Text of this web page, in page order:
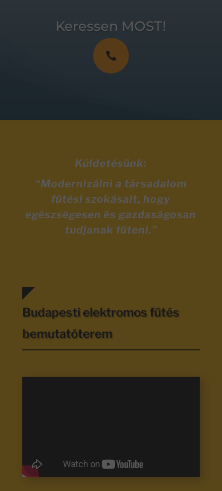
Keressen MOST!

Küldetésünk:
“Modernizálni a társadalom
fűtési szokásait, hogy
egészségesen és gazdaságosan
tudjanak fűteni.”
Budapesti elektromos fűtés
bemutatóterem